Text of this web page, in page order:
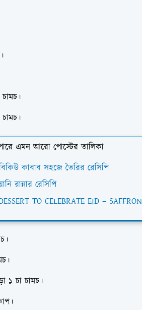
এমন আরো পোস্টের তালিকা
কাবাব সহজে তৈরির রেসিপি
রান্নার রেসিপি
TO CELEBRATE EID –
১ চা চামচ।